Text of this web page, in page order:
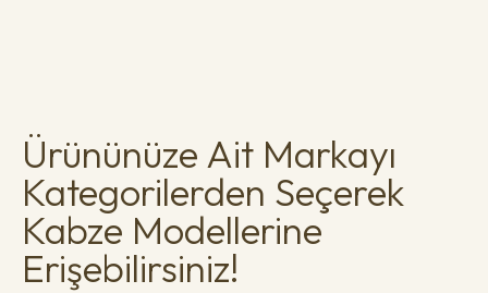
Ürününüze Ait Markayı
Kategorilerden Seçerek
Kabze Modellerine
Erişebilirsiniz!